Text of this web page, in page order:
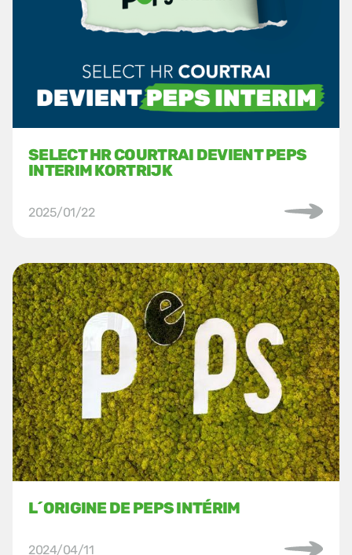
SELECT HR COURTRAI DEVIENT PEPS
INTERIM KORTRIJK
2025/01/22
L´ORIGINE DE PEPS INTÉRIM
2024/04/11